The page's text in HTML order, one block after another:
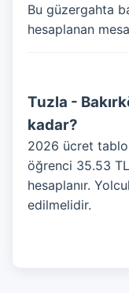
Bu güzergahta
hesaplanan
Tuzla -
kadar?
2026 ücret
öğrenci 35.53
hesaplanır.
edilmelidir.